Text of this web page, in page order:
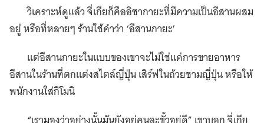
วิเคราะห์ดูแล้ว จี่เกียก็คืออิซากายะที่มีความเป็นอีสานผสม
อยู่ หรือที่หลายๆ ร้านใช้คำว่า ‘อีสานกายะ’
แต่อีสานกายะในแบบของเขาจะไม่ใช่แค่การขายอาหาร
อีสานในร้านที่ตกแต่งสไตล์ญี่ปุ่น เสิร์ฟในถ้วยชามญี่ปุ่น หรือให้
พนักงานใส่กิโมนิ